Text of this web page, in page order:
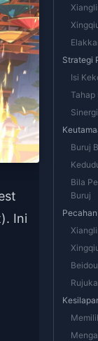
Ini
Strategi
Isi
Tahap
Buruj
Bila
Buruj